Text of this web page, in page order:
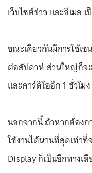
เว็บไซต์ข่าว และอีเมล
ขณะเดียวกันมีการใช้เ
ต่อสัปดาห์ ส่วนใหญ่ก็จะ
และคาร์ดิโออีก 1 ชั่วโมง
นอกจากนี้ ถ้าหากต้องก
ใช้งานได้นานที่สุดเท่า
Display ก็เป็นอีกทางเ